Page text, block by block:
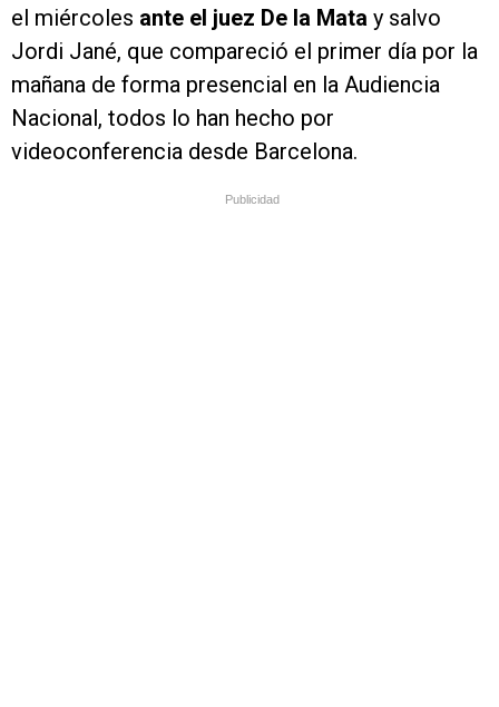
el miércoles ante el juez De la Mata y salvo
Jordi Jané, que compareció el primer día por la
mañana de forma presencial en la Audiencia
Nacional, todos lo han hecho por
videoconferencia desde Barcelona.
Publicidad